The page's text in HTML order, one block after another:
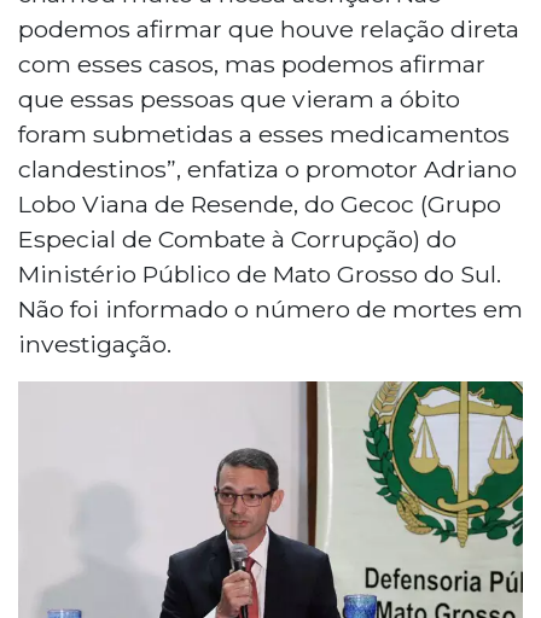
podemos afirmar que houve relação direta
com esses casos, mas podemos afirmar
que essas pessoas que vieram a óbito
foram submetidas a esses medicamentos
clandestinos”, enfatiza o promotor Adriano
Lobo Viana de Resende, do Gecoc (Grupo
Especial de Combate à Corrupção) do
Ministério Público de Mato Grosso do Sul.
Não foi informado o número de mortes em
investigação.